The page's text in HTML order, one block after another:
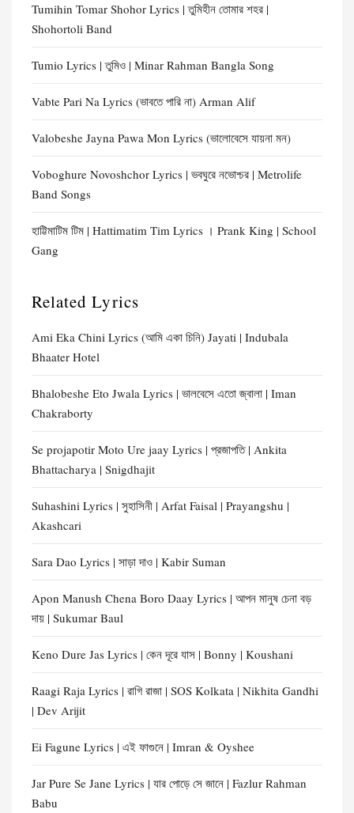
Tumihin Tomar Shohor Lyrics | তুমিহীন তোমার শহর |
Shohortoli Band
Tumio Lyrics | তুমিও | Minar Rahman Bangla Song
Vabte Pari Na Lyrics (ভাবতে পারি না) Arman Alif
Valobeshe Jayna Pawa Mon Lyrics (ভালোবেসে যায়না মন)
Voboghure Novoshchor Lyrics | ভবঘুরে নভোশ্চর | Metrolife
Band Songs
হাট্টিমাটিম টিম | Hattimatim Tim Lyrics । Prank King | School
Gang
Related Lyrics
Ami Eka Chini Lyrics (আমি একা চিনি) Jayati | Indubala
Bhaater Hotel
Bhalobeshe Eto Jwala Lyrics | ভালবেসে এতো জ্বালা | Iman
Chakraborty
Se projapotir Moto Ure jaay Lyrics | প্রজাপতি | Ankita
Bhattacharya | Snigdhajit
Suhashini Lyrics | সুহাসিনী | Arfat Faisal | Prayangshu |
Akashcari
Sara Dao Lyrics | সাড়া দাও | Kabir Suman
Apon Manush Chena Boro Daay Lyrics | আপন মানুষ চেনা বড়
দায় | Sukumar Baul
Keno Dure Jas Lyrics | কেন দূরে যাস | Bonny | Koushani
Raagi Raja Lyrics | রাগি রাজা | SOS Kolkata | Nikhita Gandhi
| Dev Arijit
Ei Fagune Lyrics | এই ফাগুনে | Imran & Oyshee
Jar Pure Se Jane Lyrics | যার পোড়ে সে জানে | Fazlur Rahman
Babu